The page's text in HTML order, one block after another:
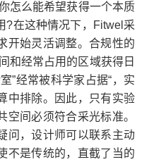
怎么能希望获得一个本质
?在这种情况下，Fitwel采
开始灵活调整。合规性的
和经常占用的区域获得日
”经常被科学家占据“，实
中排除。因此，只有实验
空间必须符合采光标准。
问，设计师可以联系主动
不是传统的，直截了当的